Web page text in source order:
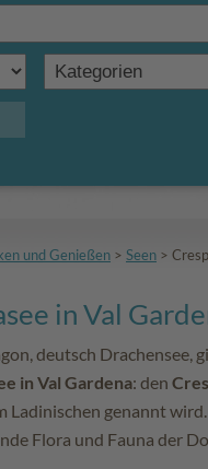
und Genießen > Seen >
in Val
deutsch Drachensee,
in Val Gardena: den
Ladinischen genannt
Flora und Fauna der